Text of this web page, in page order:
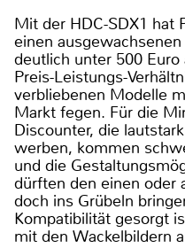
Mit der HDC-SDX1 hat
einen
deutlich unter 500
Preis-Leistungs-
verbliebenen Modelle
Markt fegen. Für die
Discounter, die
werben, kommen
und die
dürften den einen oder
doch ins Grübeln
Kompatibilität gesorgt
mit den Wackelbildern